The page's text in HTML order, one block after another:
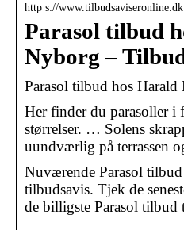
http s://
Parasol tilbud
Nyborg –
Parasol tilbud hos Harald
Her finder du parasoller i
størrelser. … Solens
uundværlig på terrassen
Nuværende Parasol
tilbudsavis. Tjek de
de billigste Parasol tilbud